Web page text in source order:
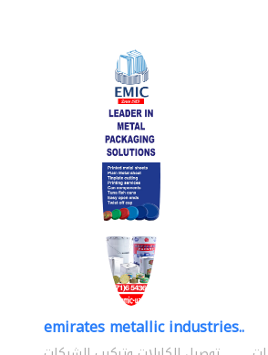
emirates metallic industries..